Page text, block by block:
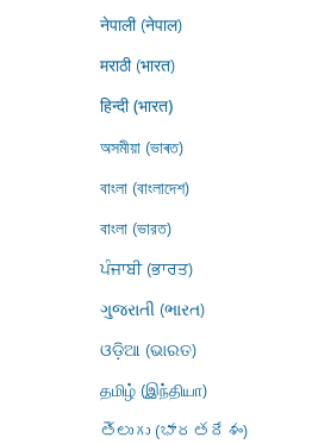
नेपाली (नेपाल)
मराठी (भारत)
हिन्दी (भारत)
অসমীয়া (ভাৰত)
বাংলা (বাংলাদেশ)
বাংলা (ভারত)
ਪੰਜਾਬੀ (ਭਾਰਤ)
ગુજરાતી (ભારત)
ଓଡ଼ିଆ (ଭାରତ)
தமிழ் (இந்தியா)
తెలుగు (భారతదేశం)